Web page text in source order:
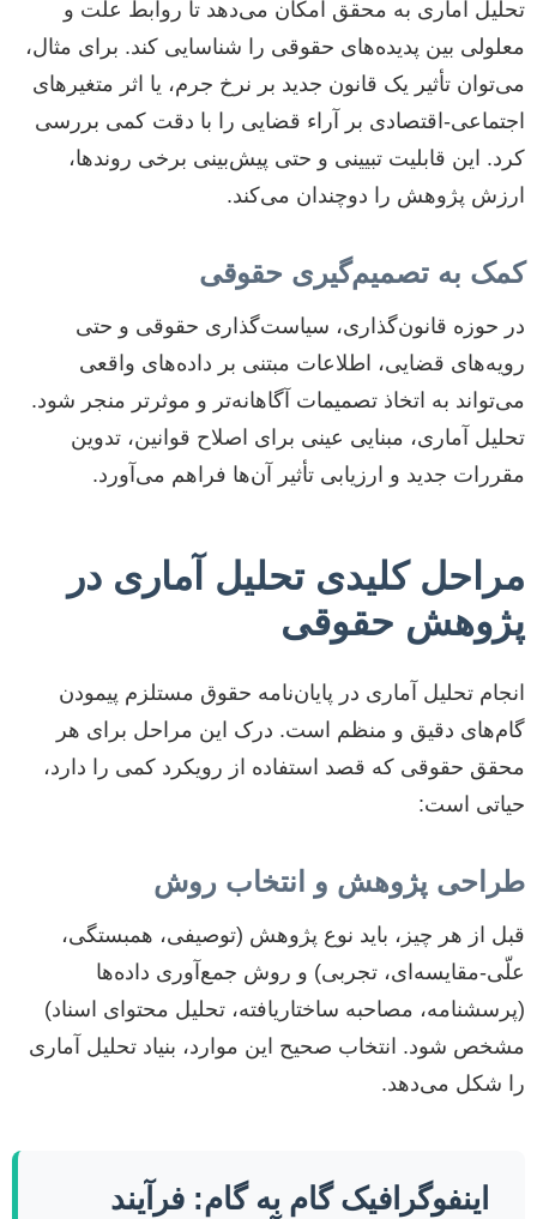
تحلیل آماری به محقق امکان می‌دهد تا روابط علت و
معلولی بین پدیده‌های حقوقی را شناسایی کند. برای مثال،
می‌توان تأثیر یک قانون جدید بر نرخ جرم، یا اثر متغیرهای
اجتماعی-اقتصادی بر آراء قضایی را با دقت کمی بررسی
کرد. این قابلیت تبیینی و حتی پیش‌بینی برخی روندها،
ارزش پژوهش را دوچندان می‌کند.
کمک به تصمیم‌گیری حقوقی
در حوزه قانون‌گذاری، سیاست‌گذاری حقوقی و حتی
رویه‌های قضایی، اطلاعات مبتنی بر داده‌های واقعی
می‌تواند به اتخاذ تصمیمات آگاهانه‌تر و موثرتر منجر شود.
تحلیل آماری، مبنایی عینی برای اصلاح قوانین، تدوین
مقررات جدید و ارزیابی تأثیر آن‌ها فراهم می‌آورد.
مراحل کلیدی تحلیل آماری در
پژوهش حقوقی
انجام تحلیل آماری در پایان‌نامه حقوق مستلزم پیمودن
گام‌های دقیق و منظم است. درک این مراحل برای هر
محقق حقوقی که قصد استفاده از رویکرد کمی را دارد،
حیاتی است:
طراحی پژوهش و انتخاب روش
قبل از هر چیز، باید نوع پژوهش (توصیفی، همبستگی،
علّی-مقایسه‌ای، تجربی) و روش جمع‌آوری داده‌ها
(پرسشنامه، مصاحبه ساختاریافته، تحلیل محتوای اسناد)
مشخص شود. انتخاب صحیح این موارد، بنیاد تحلیل آماری
را شکل می‌دهد.
اینفوگرافیک گام به گام: فرآیند